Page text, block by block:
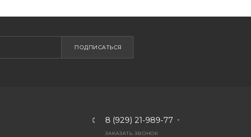
ПОДПИСАТЬСЯ
8 (929) 21-989-77
ЗАКАЗАТЬ ЗВОНОК